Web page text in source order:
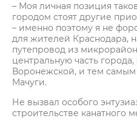
– Моя личная позиция
городом стоят другие
– именно поэтому я не
для жителей Краснодара,
путепровод из
центральную часть
Воронежской, и тем самым
Мачуги.
Не вызвал особого
строительстве канатного